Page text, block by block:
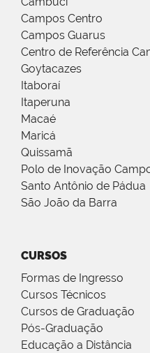
Campos Centro
Campos Guarus
Centro de Referência
Goytacazes
Itaboraí
Itaperuna
Macaé
Maricá
Quissamã
Polo de Inovação
Santo Antônio de Pádua
São João da Barra
CURSOS
Formas de Ingresso
Cursos Técnicos
Cursos de Graduação
Pós-Graduação
Educação a Distância